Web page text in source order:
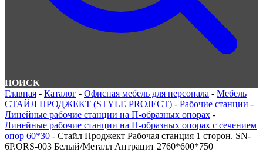
ПОИСК
Главная - Каталог - Офисная мебель для персонала - Мебель
СТАЙЛ ПРОДЖЕКТ (STYLE PROJECT) - Рабочие станции -
Линейные рабочие станции на П-образных опорах -
Линейные рабочие станции на П-образных опорах с сечением
опор 60*30 - Стайл Проджект Рабочая станция 1 сторон. SN-
6P.ORS-003 Белый/Металл Антрацит 2760*600*750